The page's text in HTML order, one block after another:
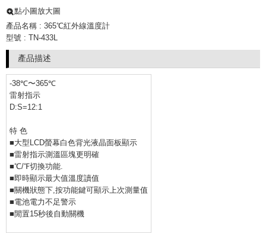
點小圖放大圖
產品名稱 : 365℃紅外線溫度計
型號 : TN-433L
產品描述
-38℃〜365℃
雷射指示
D:S=12:1
特 色
■大型LCD螢幕白色背光液晶面板顯示
■雷射指示測溫區塊更明確
■℃/℉切換功能.
■即時顯示最大值溫度讀值
■關機狀態下,按功能鍵可顯示上次測量值
■電池電力不足警示
■閒置15秒後自動關機